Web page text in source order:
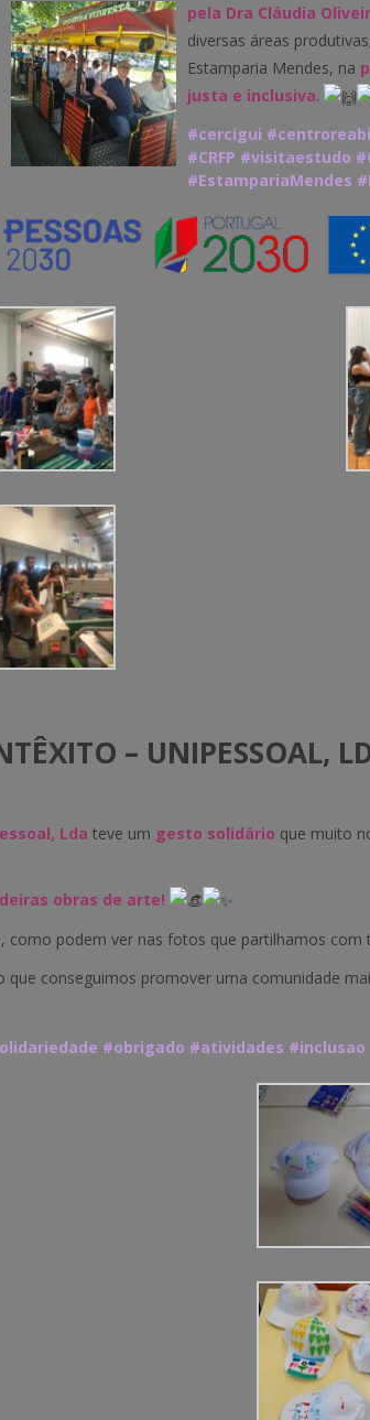
pela Dra Cláudia
diversas áreas
Estamparia Mendes, na
justa e inclusiva.
#cercigui
#CRFP #visitaestudo
#EstampariaMendes
– UNIPESSOAL,
Lda teve um gesto solidário que muito
obras de arte!
como podem ver nas fotos que partilhamos com
conseguimos promover uma comunidade
#obrigado #atividades #inclusao